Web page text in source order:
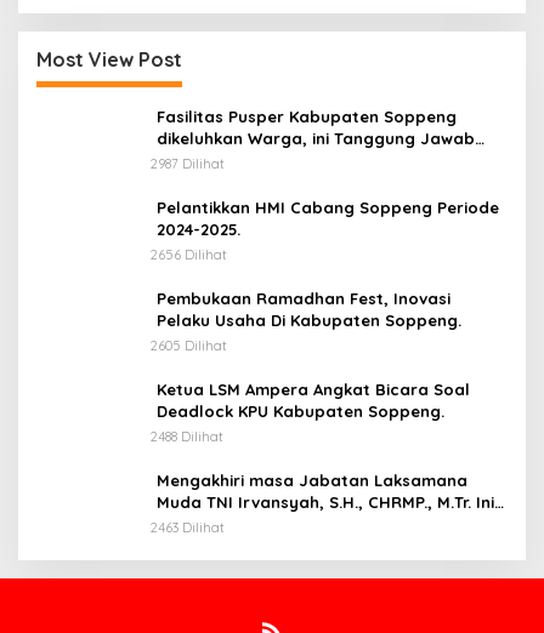
Most View Post
Fasilitas Pusper Kabupaten Soppeng
dikeluhkan Warga, ini Tanggung Jawab
Siapa.
2987 Dilihat
Pelantikkan HMI Cabang Soppeng Periode
2024-2025.
2656 Dilihat
Pembukaan Ramadhan Fest, Inovasi
Pelaku Usaha Di Kabupaten Soppeng.
2605 Dilihat
Ketua LSM Ampera Angkat Bicara Soal
Deadlock KPU Kabupaten Soppeng.
2488 Dilihat
Mengakhiri masa Jabatan Laksamana
Muda TNI Irvansyah, S.H., CHRMP., M.Tr. Ini
Pesannya.
2463 Dilihat